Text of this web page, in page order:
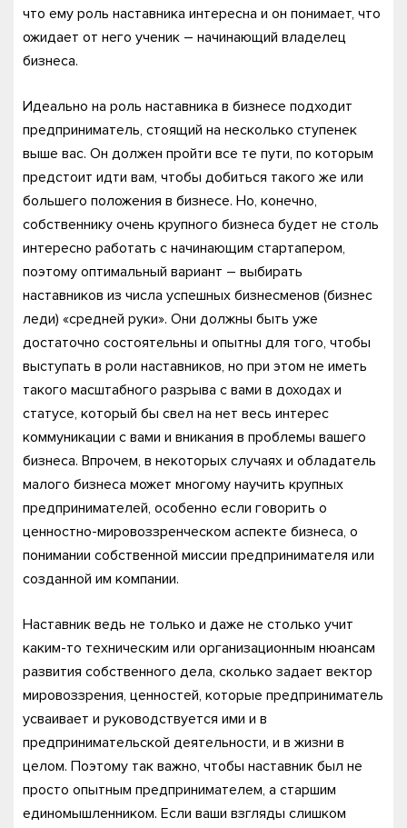
что ему роль наставника интересна и он понимает, что
ожидает от него ученик – начинающий владелец
бизнеса.
Идеально на роль наставника в бизнесе подходит
предприниматель, стоящий на несколько ступенек
выше вас. Он должен пройти все те пути, по которым
предстоит идти вам, чтобы добиться такого же или
большего положения в бизнесе. Но, конечно,
собственнику очень крупного бизнеса будет не столь
интересно работать с начинающим стартапером,
поэтому оптимальный вариант – выбирать
наставников из числа успешных бизнесменов (бизнес
леди) «средней руки». Они должны быть уже
достаточно состоятельны и опытны для того, чтобы
выступать в роли наставников, но при этом не иметь
такого масштабного разрыва с вами в доходах и
статусе, который бы свел на нет весь интерес
коммуникации с вами и вникания в проблемы вашего
бизнеса. Впрочем, в некоторых случаях и обладатель
малого бизнеса может многому научить крупных
предпринимателей, особенно если говорить о
ценностно-мировоззренческом аспекте бизнеса, о
понимании собственной миссии предпринимателя или
созданной им компании.
Наставник ведь не только и даже не столько учит
каким-то техническим или организационным нюансам
развития собственного дела, сколько задает вектор
мировоззрения, ценностей, которые предприниматель
усваивает и руководствуется ими и в
предпринимательской деятельности, и в жизни в
целом. Поэтому так важно, чтобы наставник был не
просто опытным предпринимателем, а старшим
единомышленником. Если ваши взгляды слишком